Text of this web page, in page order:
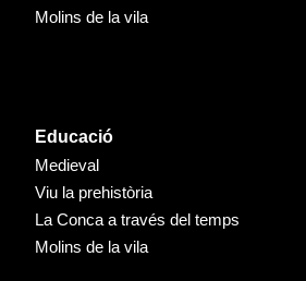
Molins de la vila
Educació
Medieval
Viu la prehistòria
La Conca a través del temps
Molins de la vila